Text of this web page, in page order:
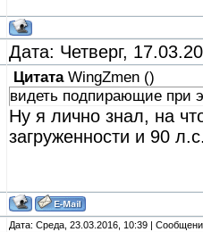
Дата: Четверг,
Цитата WingZmen ()
видеть подпирающие при
Ну я лично знал, на
загруженности и 90
Дата: Среда, 23.03.2016, 10:39 |